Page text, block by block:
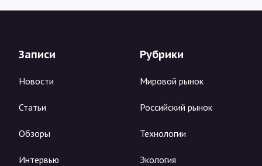
Записи
Новости
Статьи
Обзоры
Интервью
Рубрики
Мировой рынок
Российский рынок
Технологии
Экология